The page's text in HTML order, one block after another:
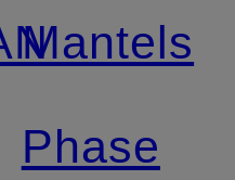
Mantels
Phase